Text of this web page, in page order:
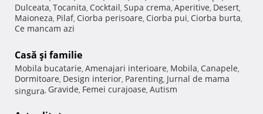
Dulceata, Tocanita, Cocktail, Supa crema, Aperitive, Desert,
Maioneza, Pilaf, Ciorba perisoare, Ciorba pui, Ciorba burta,
Ce mancam azi
Casă şi familie
Mobila bucatarie, Amenajari interioare, Mobila, Canapele,
Dormitoare, Design interior, Parenting, Jurnal de mama
singura, Gravide, Femei curajoase, Autism